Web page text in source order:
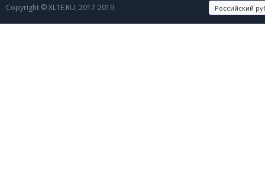
Copyright © XLTE.RU, 2017-2019.